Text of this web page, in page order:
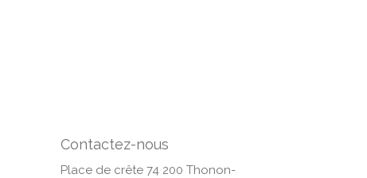
Contactez-nous
Place de crête 74 200 Thonon-